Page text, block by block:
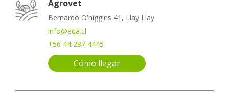
Agrovet
Bernardo O'higgins 41, Llay Llay
info@eqa.cl
+56 44 287 4445
Cómo llegar